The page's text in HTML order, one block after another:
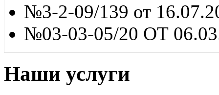
№3-2-09/139 от
№03-03-05/20 ОТ
Наши услуги